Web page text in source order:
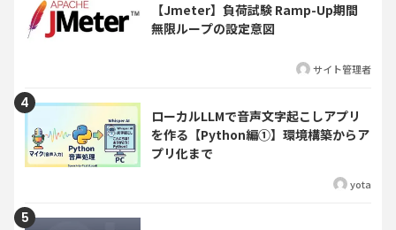
【Jmeter】負荷試験 Ramp-Up期間
無限ループの設定意図
サイト管理者
ローカルLLMで音声文字起こしアプリ
を作る【Python編①】環境構築からア
プリ化まで
yota